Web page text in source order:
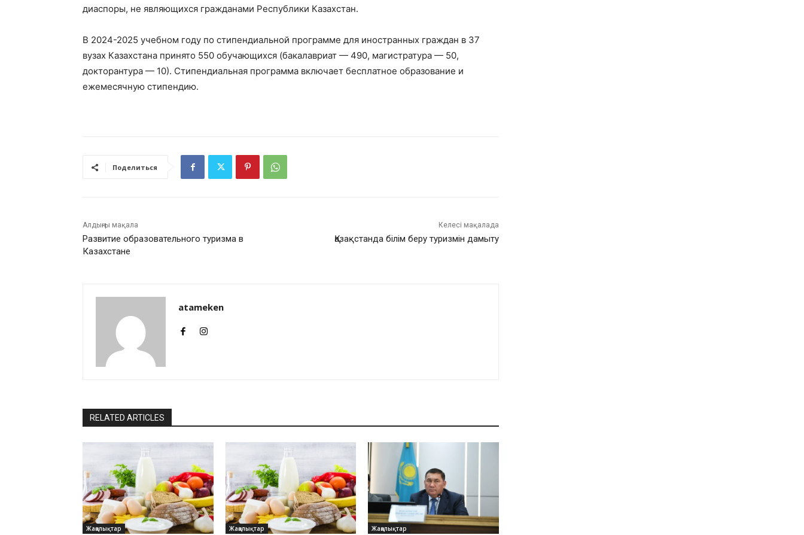
диаспоры, не являющихся гражданами Республики Казахстан.
В 2024-2025 учебном году по стипендиальной программе для иностранных граждан в 37
вузах Казахстана принято 550 обучающихся (бакалавриат — 490, магистратура — 50,
докторантура — 10). Стипендиальная программа включает бесплатное образование и
ежемесячную стипендию.
Поделиться
Алдыңғы мақала
Развитие образовательного туризма в
Казахстане
Келесі мақалада
Қазақстанда білім беру туризмін дамыту
atameken
RELATED ARTICLES
Жаңалықтар Жаңалықтар Жаңалықтар